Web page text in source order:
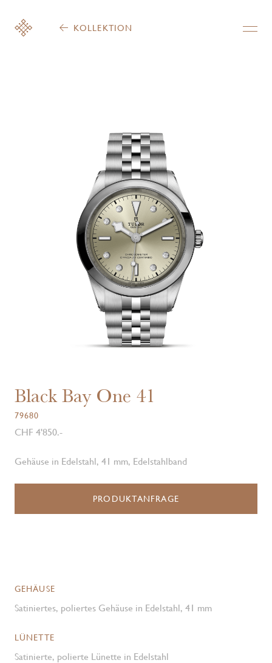
KOLLEKTION
Black Bay One 41
79680
CHF 4'850.-
Gehäuse in Edelstahl, 41 mm, Edelstahlband
PRODUKTANFRAGE
GEHÄUSE
Satiniertes, poliertes Gehäuse in Edelstahl, 41 mm
LÜNETTE
Satinierte, polierte Lünette in Edelstahl